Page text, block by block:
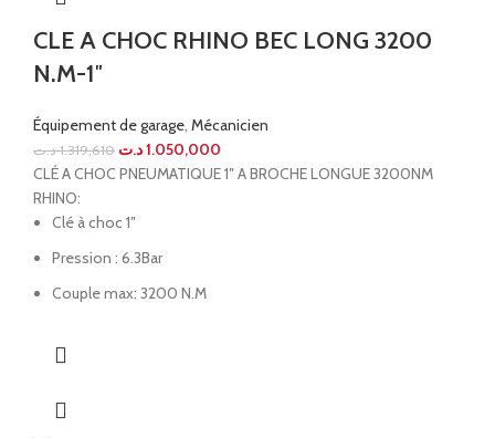
CLE A CHOC RHINO BEC LONG 3200
N.M-1″
Équipement de garage, Mécanicien
1.319,610 د.ت 1.050,000د.ت
CLÉ A CHOC PNEUMATIQUE 1″ A BROCHE LONGUE 3200NM
RHINO:
Clé à choc 1″
Pression : 6.3Bar
Couple max: 3200 N.M